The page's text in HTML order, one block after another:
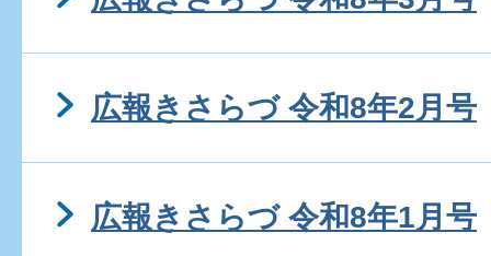
広報きさらづ 令和8年2月号
広報きさらづ 令和8年1月号